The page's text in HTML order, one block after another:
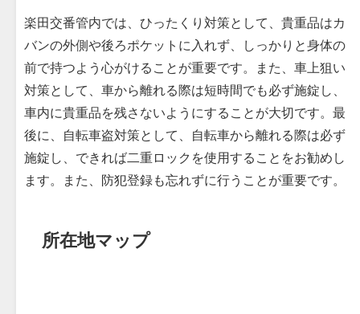
楽田交番管内では、ひったくり対策として、貴重品はカ
バンの外側や後ろポケットに入れず、しっかりと身体の
前で持つよう心がけることが重要です。また、車上狙い
対策として、車から離れる際は短時間でも必ず施錠し、
車内に貴重品を残さないようにすることが大切です。最
後に、自転車盗対策として、自転車から離れる際は必ず
施錠し、できれば二重ロックを使用することをお勧めし
ます。また、防犯登録も忘れずに行うことが重要です。
所在地マップ